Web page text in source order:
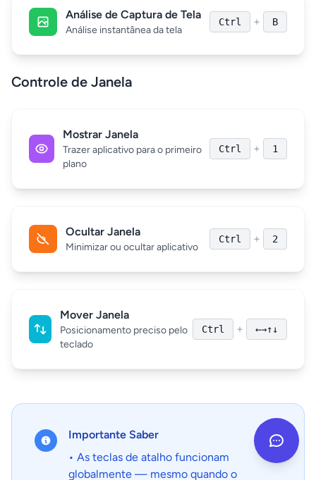
Análise de Captura de Tela
Análise instantânea da tela
Ctrl + B
Controle de Janela
Mostrar Janela
Trazer aplicativo para o primeiro
plano
Ctrl + 1
Ocultar Janela
Minimizar ou ocultar aplicativo
Ctrl + 2
Mover Janela
Posicionamento preciso pelo
teclado
Ctrl + ←→↑↓
Importante Saber
• As teclas de atalho funcionam
globalmente — mesmo quando o